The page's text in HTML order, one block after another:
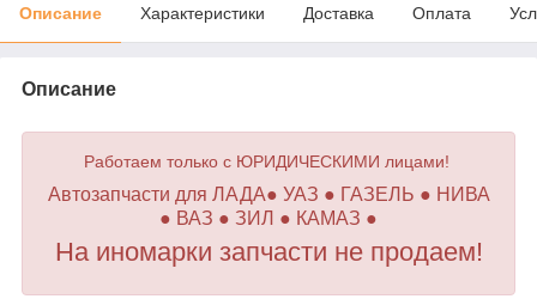
Описание Характеристики Доставка Оплата
Описание
Работаем только с ЮРИДИЧЕСКИМИ лицами!
Автозапчасти для ЛАДА● УАЗ ● ГАЗЕЛЬ ● НИВА
● ВАЗ ● ЗИЛ ● КАМАЗ ●
На иномарки запчасти не продаем!